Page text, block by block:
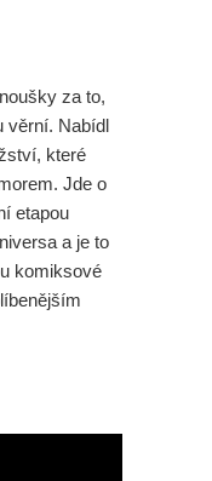
za to,
věrní. Nabídl
které
Jde o
etapou
a je to
komiksové